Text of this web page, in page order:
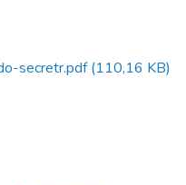
secretr.pdf(110,16 KB)